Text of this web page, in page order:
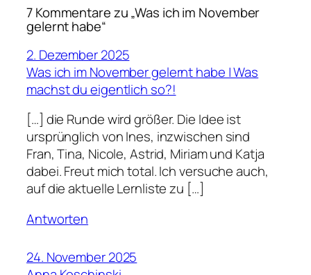
7 Kommentare zu „Was ich im November
gelernt habe“
2. Dezember 2025
Was ich im November gelernt habe | Was
machst du eigentlich so?!
[…] die Runde wird größer. Die Idee ist
ursprünglich von Ines, inzwischen sind
Fran, Tina, Nicole, Astrid, Miriam und Katja
dabei. Freut mich total. Ich versuche auch,
auf die aktuelle Lernliste zu […]
Antworten
24. November 2025